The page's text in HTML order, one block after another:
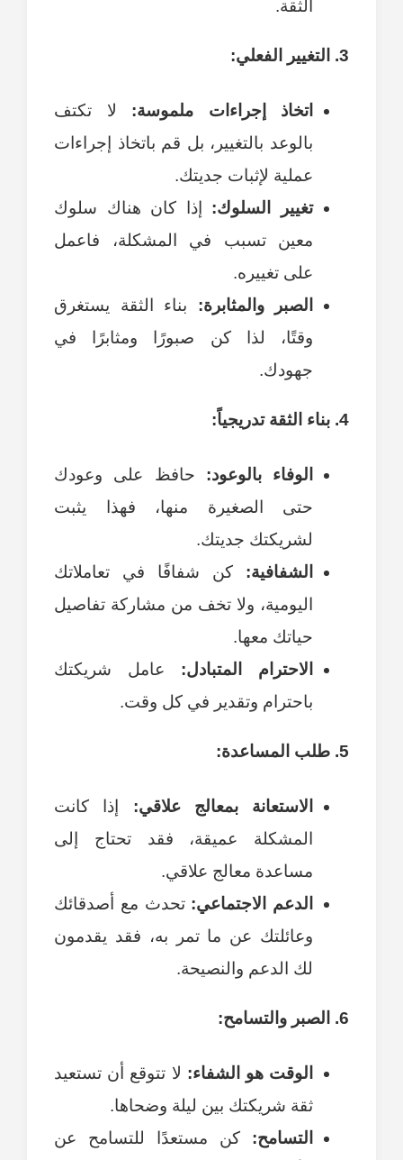
الثقة.
3. التغيير الفعلي:
اتخاذ إجراءات ملموسة: لا تكتف
بالوعد بالتغيير، بل قم باتخاذ إجراءات
عملية لإثبات جديتك.
تغيير السلوك: إذا كان هناك سلوك
معين تسبب في المشكلة، فاعمل
على تغييره.
الصبر والمثابرة: بناء الثقة يستغرق
وقتًا، لذا كن صبورًا ومثابرًا في
جهودك.
4. بناء الثقة تدريجياً:
الوفاء بالوعود: حافظ على وعودك
حتى الصغيرة منها، فهذا يثبت
لشريكتك جديتك.
الشفافية: كن شفافًا في تعاملاتك
اليومية، ولا تخف من مشاركة تفاصيل
حياتك معها.
الاحترام المتبادل: عامل شريكتك
باحترام وتقدير في كل وقت.
5. طلب المساعدة:
الاستعانة بمعالج علاقي: إذا كانت
المشكلة عميقة، فقد تحتاج إلى
مساعدة معالج علاقي.
الدعم الاجتماعي: تحدث مع أصدقائك
وعائلتك عن ما تمر به، فقد يقدمون
لك الدعم والنصيحة.
6. الصبر والتسامح:
الوقت هو الشفاء: لا تتوقع أن تستعيد
ثقة شريكتك بين ليلة وضحاها.
التسامح: كن مستعدًا للتسامح عن